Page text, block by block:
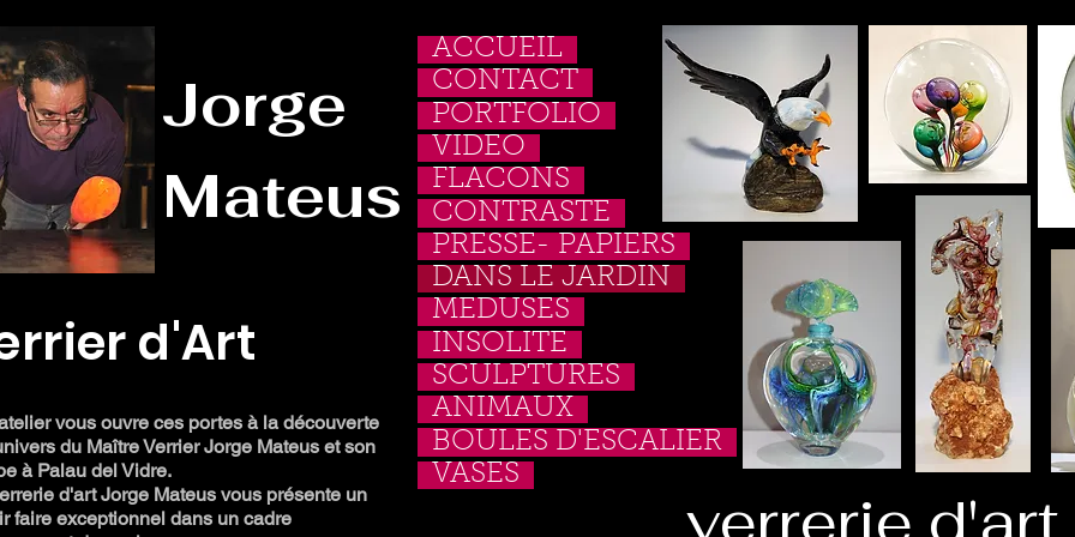
​Jorge
Mateus
ACCUEIL
CONTACT
PORTFOLIO
VIDEO
FLACONS
CONTRASTE
PRESSE- PAPIERS
DANS LE JARDIN
MEDUSES
INSOLITE
SCULPTURES
ANIMAUX
BOULES D'ESCALIER
VASES
d'Art
vous ouvre ces portes à la découverte
du Maître Verrier Jorge Mateus et son
à Palau del Vidre.
d'art Jorge Mateus vous présente un
faire exceptionnel dans un cadre